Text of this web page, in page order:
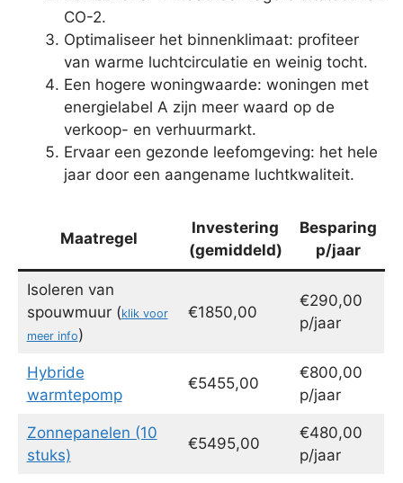
CO-2.
Optimaliseer het binnenklimaat: profiteer
van warme luchtcirculatie en weinig tocht.
Een hogere woningwaarde: woningen met
energielabel A zijn meer waard op de
verkoop- en verhuurmarkt.
Ervaar een gezonde leefomgeving: het hele
jaar door een aangename luchtkwaliteit.
Maatregel
Investering
(gemiddeld)
Besparing
p/jaar
Isoleren van
spouwmuur (klik voor
meer info)
€1850,00
€290,00
p/jaar
Hybride
warmtepomp
€5455,00
€800,00
p/jaar
Zonnepanelen (10
stuks)
€5495,00
€480,00
p/jaar